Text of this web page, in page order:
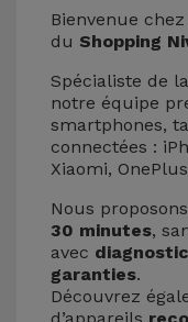
Bienvenue chez
du Shopping
Spécialiste de
notre équipe
smartphones,
connectées :
Xiaomi,
Nous
30 minutes,
avec
garanties.
Découvrez